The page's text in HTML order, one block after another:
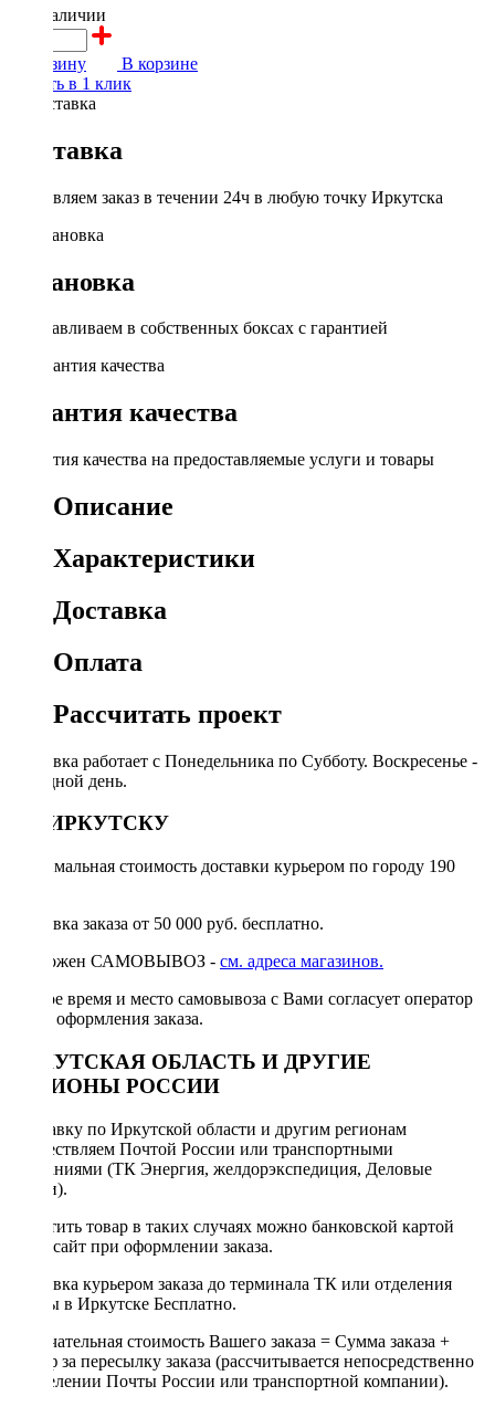
в наличии
В корзину
В корзине
Купить в 1 клик
Доставка
Доставляем заказ в течении 24ч в любую точку Иркутска
Установка
Устанавливаем в собственных боксах с гарантией
Гарантия качества
Гарантия качества на предоставляемые услуги и товары
Описание
Характеристики
Доставка
Оплата
Рассчитать проект
Доставка работает с Понедельника по Субботу. Воскресенье -
выходной день.
ПО ИРКУТСКУ
Минимальная стоимость доставки курьером по городу 190
Доставка заказа от 50 000 руб. бесплатно.
Возможен САМОВЫВОЗ - см. адреса магазинов.
Точное время и место самовывоза с Вами согласует оператор
после оформления заказа.
ИРКУТСКАЯ ОБЛАСТЬ И ДРУГИЕ
РЕГИОНЫ РОССИИ
Отправку по Иркутской области и другим регионам
осуществляем Почтой России или транспортными
компаниями (ТК Энергия, желдорэкспедиция, Деловые
линии).
Оплатить товар в таких случаях можно банковской картой
через сайт при оформлении заказа.
Доставка курьером заказа до терминала ТК или отделения
Почты в Иркутске Бесплатно.
Окончательная стоимость Вашего заказа = Сумма заказа +
Тариф за пересылку заказа (рассчитывается непосредственно
в отделении Почты России или транспортной компании).